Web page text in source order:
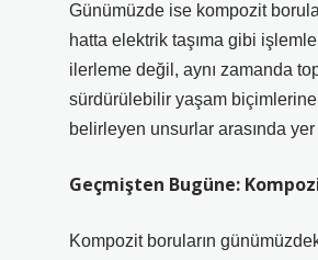
Günümüzde ise kompozit
hatta elektrik taşıma gibi
ilerleme değil, aynı zamanda
sürdürülebilir yaşam
belirleyen unsurlar arasında yer
Geçmişten Bugüne:
Kompozit boruların